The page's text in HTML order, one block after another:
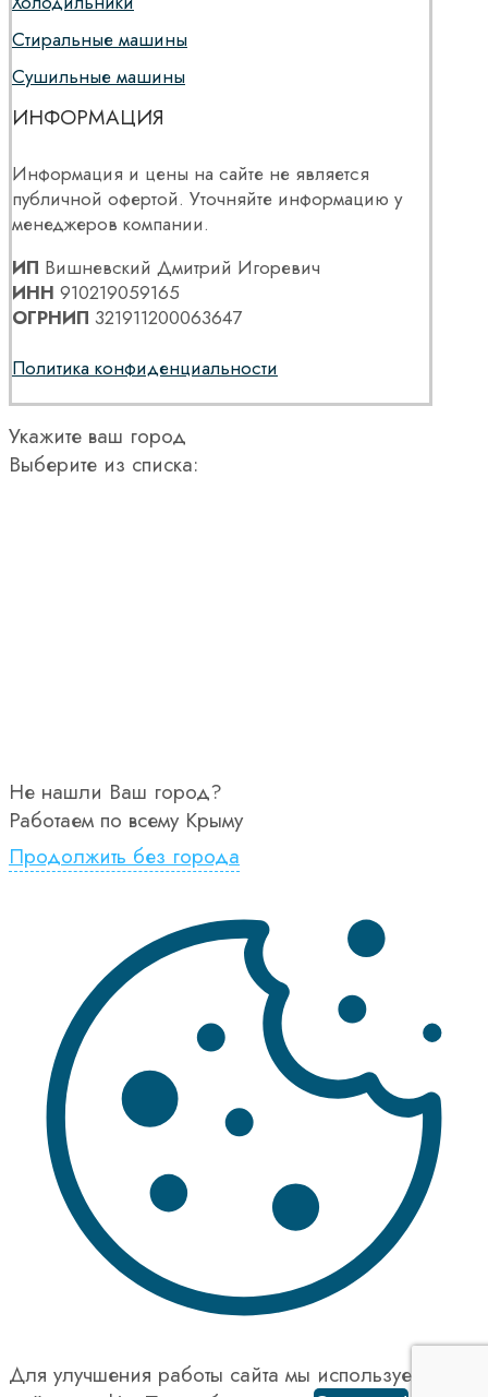
Стиральные машины
Сушильные машины
ИНФОРМАЦИЯ
Информация и цены на сайте не является
публичной офертой. Уточняйте информацию у
менеджеров компании.
ИП Вишневский Дмитрий Игоревич
ИНН 910219059165
ОГРНИП 321911200063647
Политика конфиденциальности
Укажите ваш город
Выберите из списка:
Не нашли Ваш город?
Работаем по всему Крыму
Продолжить без города
Для улучшения работы сайта мы используем